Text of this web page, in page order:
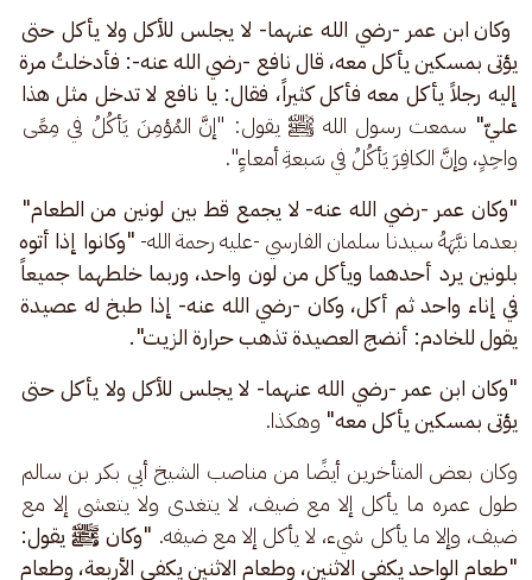
وكان ابن عمر -رضي الله عنهما- لا يجلس للأكل ولا يأكل حتى
يؤتى بمسكين يأكل معه، قال نافع -رضي الله عنه-: فأدخلتُ مرة
إليه رجلاً يأكل معه فأكل كثيراً، فقال: يا نافع لا تدخل مثل هذا
عليّ" سمعت رسول الله ﷺ يقول: "إنَّ المُؤمِنَ يَأكُلُ في مِعًى
واحِدٍ، وإنَّ الكافِرَ يَأكُلُ في سَبعةِ أمعاءٍ".
"وكان عمر -رضي الله عنه- لا يجمع قط بين لونين من الطعام"
بعدما نبَّهَهُ سيدنا سلمان الفارسي -عليه رحمة الله- "وكانوا إذا أتوه
بلونين يرد أحدهما ويأكل من لون واحد، وربما خلطهما جميعاً
في إناء واحد ثم أكل، وكان -رضي الله عنه- إذا طبخ له عصيدة
يقول للخادم: أنضج العصيدة تذهب حرارة الزيت".
"وكان ابن عمر -رضي الله عنهما- لا يجلس للأكل ولا يأكل حتى
يؤتى بمسكين يأكل معه" وهكذا.
وكان بعض المتأخرين أيضًا من مناصب الشيخ أبي بكر بن سالم
طول عمره ما يأكل إلا مع ضيف، لا يتغدى ولا يتعشى إلا مع
ضيف، وإلا ما يأكل شيء، لا يأكل إلا مع ضيفه. "وكان ﷺ يقول:
"طعام الواحد يكفي الاثنين، وطعام الاثنين يكفي الأربعة، وطعام